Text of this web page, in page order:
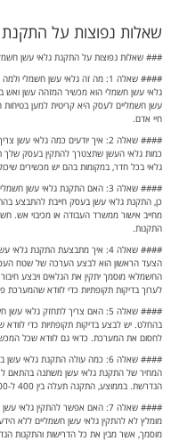
#### שאלה 2: איך יודעים כמה גלאי עשן צריך להתקין בעסק?
כמות גלאי העשן שתצטרך להתקין בעסק שלך
#### שאלה 3: האם התקנת גלאי עשן חשמליים לעסק דורשת אישור?
כן, התקנת גלאי עשן בעסק חייבת להתבצע
מחייב אישור ממשרד העבודה או מכיבוי אש.
#### שאלה 4: איך מתבצעת התקנת גלאי עשן חשמליים?
הצעד הראשון הוא לבצע הערכה של שטח
לערוך בדיקות תקופתיות כדי לוודא שהמערכת
#### שאלה 5: האם צריך לתחזק גלאי עשן חשמלי?
בהחלט. יש לבצע בדיקות תקופתיות כדי לוודא
#### שאלה 6: כמה עולה התקנת גלאי עשן בעסק?
המחיר של התקנת גלאי עשן משתנה בהתאם
הנדרשת. בממוצע, התקנה תעלה בין 400 ל-1,500 ש'ח לכל גלאי, כולל עבודה וחומרים.
#### שאלה 7: האם אפשר להתקין גלאי עשן חשמליים לבד או שצריך חשמלאי מוסמך?
מומלץ לא להתקין גלאי עשן חשמליים ללא
מוסמך, אשר מבין את כל הדרישות והתקנות
שאלות נפוצות של
מהו גלאי עשן חשמלי
גלאי עשן חשמלי הוא מכשיר שמזהה את
של גלאי עשן בעסק חשובה להגנה על